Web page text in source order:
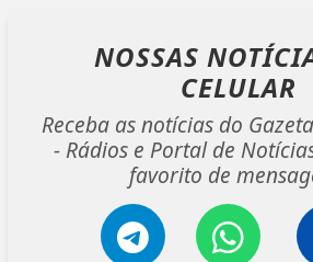
NOSSAS
CELULAR
Receba as notícias do
- Rádios e Portal de
favorito de